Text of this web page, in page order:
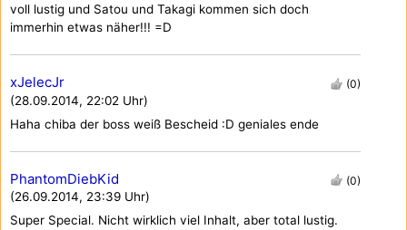
voll lustig und Satou und Takagi kommen sich doch
immerhin etwas näher!!! =D
xJelecJr
(28.09.2014, 22:02 Uhr)
(0)
Haha chiba der boss weiß Bescheid :D geniales ende
PhantomDiebKid
(26.09.2014, 23:39 Uhr)
(0)
Super Special. Nicht wirklich viel Inhalt, aber total lustig.